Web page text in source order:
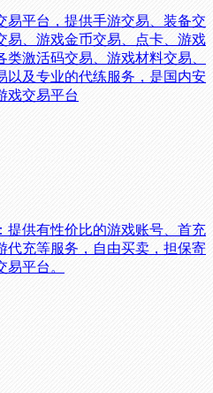
易平台，提供手游交易、装备交
易、游戏金币交易、点卡、游戏
激活码交易、游戏材料交易、
以及专业的代练服务，是国内安
戏交易平台
提供有性价比的游戏账号、首充
代充等服务，自由买卖，担保寄
平台。